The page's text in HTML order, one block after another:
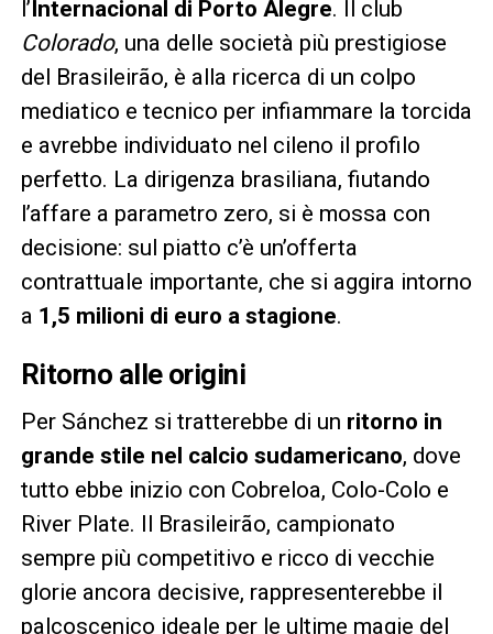
l’Internacional di Porto Alegre. Il club
Colorado, una delle società più prestigiose
del Brasileirão, è alla ricerca di un colpo
mediatico e tecnico per infiammare la torcida
e avrebbe individuato nel cileno il profilo
perfetto. La dirigenza brasiliana, fiutando
l’affare a parametro zero, si è mossa con
decisione: sul piatto c’è un’offerta
contrattuale importante, che si aggira intorno
a 1,5 milioni di euro a stagione.
Ritorno alle origini
Per Sánchez si tratterebbe di un ritorno in
grande stile nel calcio sudamericano, dove
tutto ebbe inizio con Cobreloa, Colo-Colo e
River Plate. Il Brasileirão, campionato
sempre più competitivo e ricco di vecchie
glorie ancora decisive, rappresenterebbe il
palcoscenico ideale per le ultime magie del